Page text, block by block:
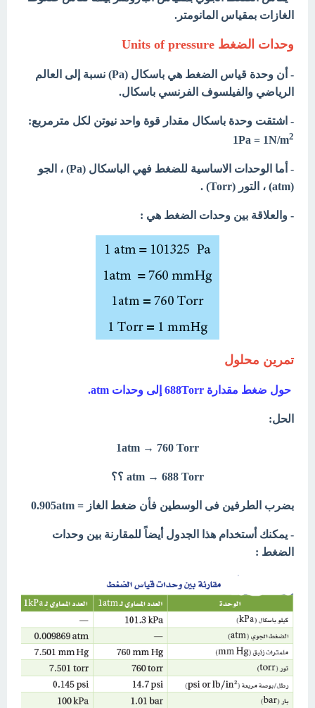
الغازات بمقياس المانومتر.
وحدات الضغط Units of pressure
- أن وحدة قياس الضغط هي باسكال (Pa) نسبة إلى العالم
الرياضي والفيلسوف الفرنسي باسكال.
- اشتقت وحدة باسكال مقدار قوة واحد نيوتن لكل مترمربع:
1Pa = 1N/m2
- أما الوحدات الاساسية للضغط فهي الباسكال (Pa) ، الجو
(atm) ، التور (Torr) .
- والعلاقة بين وحدات الضغط هي :
تمرين محلول
حول ضغط مقدارة 688Torr إلى وحدات atm.
الحل:
1atm → 760 Torr
atm → 688 Torr ؟؟
بضرب الطرفين فى الوسطين فأن ضغط الغاز = 0.905atm
- يمكنك أستخدام هذا الجدول أيضاً للمقارنة بين وحدات
الضغط :